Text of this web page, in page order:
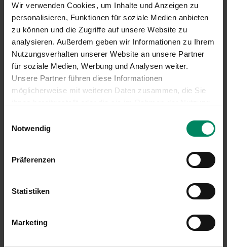
Wir verwenden Cookies, um Inhalte und Anzeigen zu
personalisieren, Funktionen für soziale Medien anbieten
zu können und die Zugriffe auf unsere Website zu
analysieren. Außerdem geben wir Informationen zu Ihrem
Nutzungsverhalten unserer Website an unsere Partner
für soziale Medien, Werbung und Analysen weiter.
Unsere Partner führen diese Informationen
möglicherweise mit weiteren Daten zusammen, die Sie
Notwendig
Präferenzen
Statistiken
Marketing
zusätzlichen Qualitätsanforderungen (z.B. klare
Zuordenbarkeit der Reduktion, definierter Zeitraum,
Auszahlung nach Umsetzung). Internationale Projekte
folgen anerkannten Standards wie Gold Standard oder
Verified Carbon Standard und werden von
unabhängigen Validierungs- und Verifizierungsstellen
geprüft (z.B.: TÜV Süd/Nord).
Klimaschutz leisten?
berechnen und Klimaschutz unterstützen!